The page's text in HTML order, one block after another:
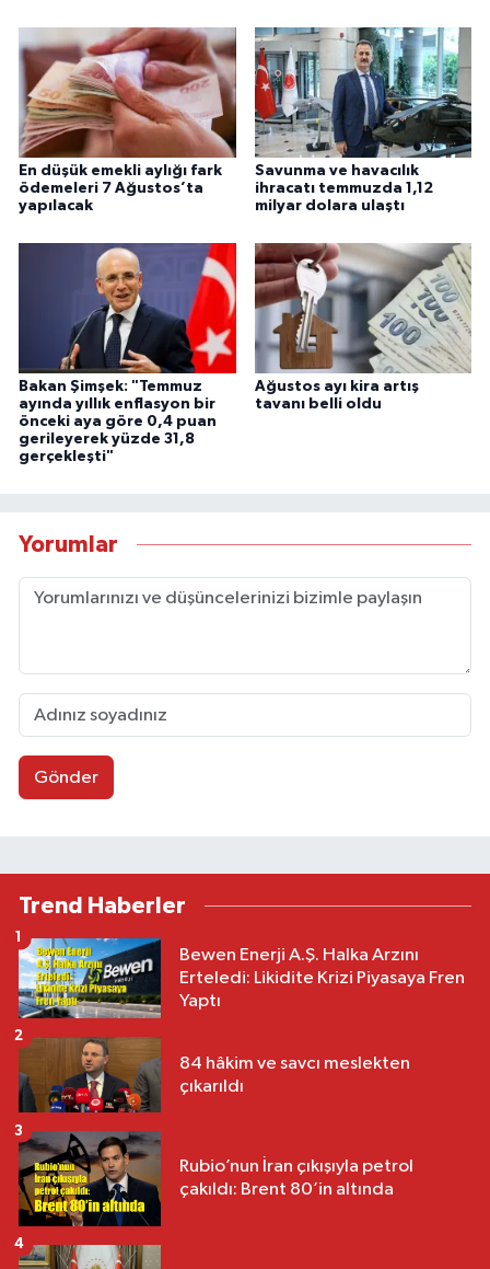
En düşük emekli aylığı fark
ödemeleri 7 Ağustos’ta
yapılacak
Savunma ve havacılık
ihracatı temmuzda 1,12
milyar dolara ulaştı
Bakan Şimşek: "Temmuz
ayında yıllık enflasyon bir
önceki aya göre 0,4 puan
gerileyerek yüzde 31,8
gerçekleşti"
Ağustos ayı kira artış
tavanı belli oldu
Yorumlar
Gönder
Trend Haberler
Bewen Enerji A.Ş. Halka Arzını
Erteledi: Likidite Krizi Piyasaya Fren
Yaptı
1
84 hâkim ve savcı meslekten
çıkarıldı
2
Rubio’nun İran çıkışıyla petrol
çakıldı: Brent 80’in altında
3
4